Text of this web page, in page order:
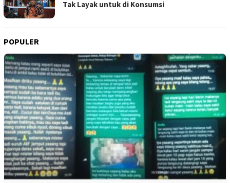
Tak Layak untuk di Konsumsi
POPULER